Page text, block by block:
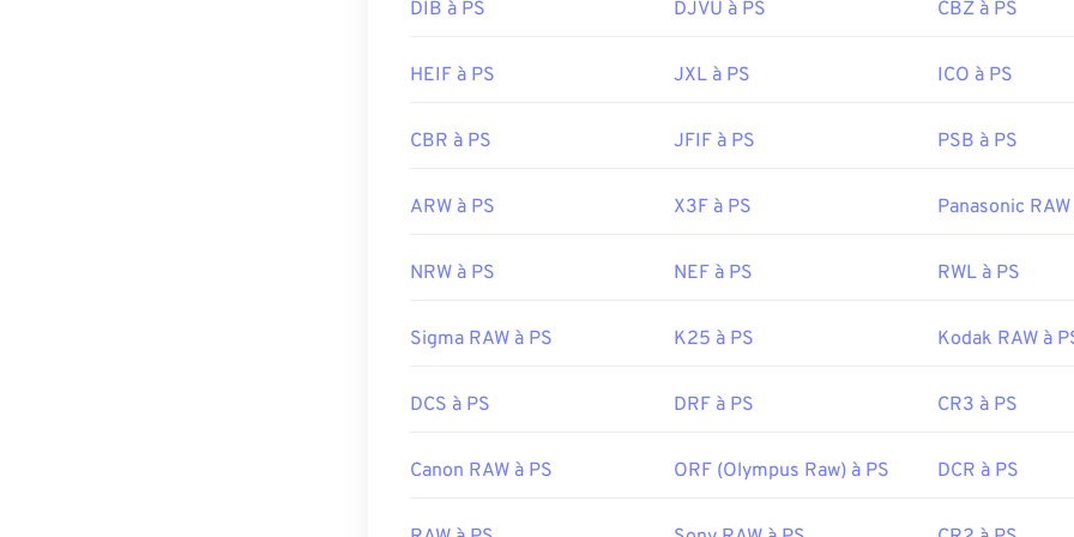
Sortie initiale :
DIB à PS DJVU à PS CBZ à PS
HEIF à PS JXL à PS ICO à PS
CBR à PS JFIF à PS PSB à PS
ARW à PS X3F à PS Panasonic RAW
NRW à PS NEF à PS RWL à PS
Sigma RAW à PS K25 à PS Kodak RAW à
DCS à PS DRF à PS CR3 à PS
Canon RAW à PS ORF (Olympus Raw) à PS DCR à PS